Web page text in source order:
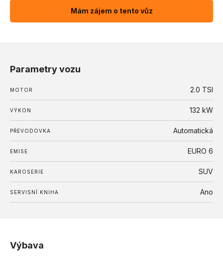
Mám zájem o tento vůz
Parametry vozu
MOTOR 2.0 TSI
VÝKON 132 kW
PŘEVODOVKA Automatická
EMISE EURO 6
KAROSERIE SUV
SERVISNÍ KNIHA Ano
Výbava